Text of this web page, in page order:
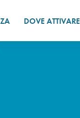
DOVE ATTIVARE